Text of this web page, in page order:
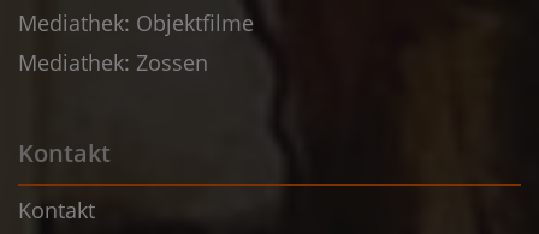
Mediathek: Objektfilme
Mediathek: Zossen
Kontakt
Kontakt